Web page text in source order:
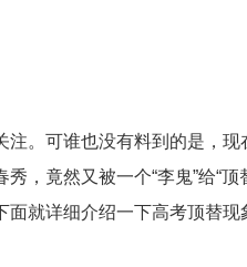
。可谁也没有料到的是，
，竟然又被一个“李鬼”给“顶
就详细介绍一下高考顶替